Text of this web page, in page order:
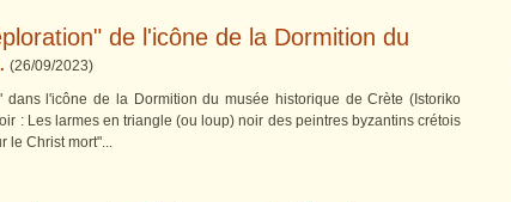
de l'icône de la Dormition du
(26/09/2023)
dans l'icône de la Dormition du musée historique de Crète (Istoriko
: Les larmes en triangle (ou loup) noir des peintres byzantins crétois
le Christ mort"...